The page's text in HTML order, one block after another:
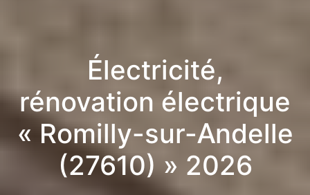
Électricité,
rénovation électrique
« Romilly-sur-Andelle
(27610) » 2026